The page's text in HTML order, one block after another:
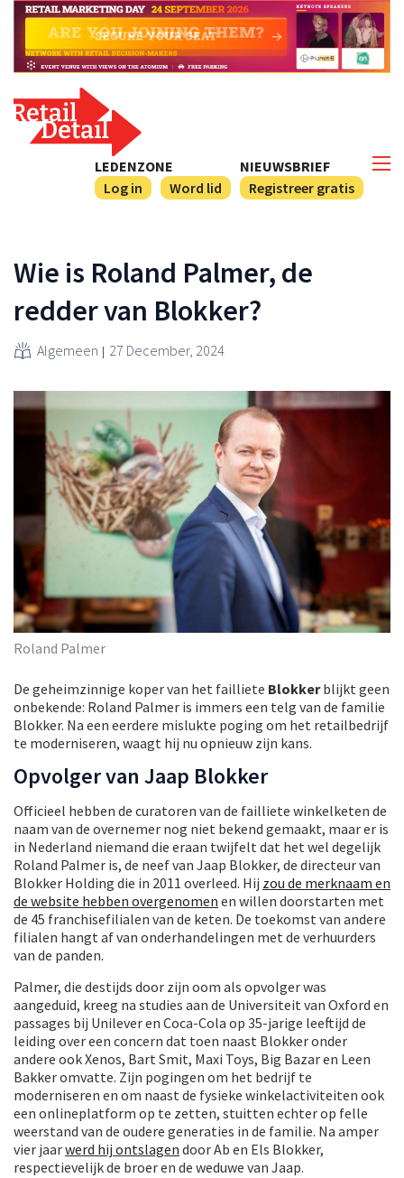
NIEUWSBRIEF
Registreer gratis
LEDENZONE
Log in
Word lid
Wie is Roland Palmer, de
redder van Blokker?
Algemeen 27 December, 2024
Roland Palmer
De geheimzinnige koper van het failliete Blokkerblijkt geen
onbekende: Roland Palmer is immers een telg van de familie
Blokker. Na een eerdere mislukte poging om het retailbedrijf
te moderniseren, waagt hij nu opnieuw zijn kans.
Opvolger van Jaap Blokker
Officieel hebben de curatoren van de failliete winkelketen de
naam van de overnemer nog niet bekend gemaakt, maar er is
in Nederland niemand die eraan twijfelt dat het wel degelijk
Roland Palmer is, de neef van Jaap Blokker, de directeur van
Blokker Holding die in 2011 overleed. Hij zou de merknaam en
de website hebben overgenomen en willen doorstarten met
de 45 franchisefilialen van de keten. De toekomst van andere
filialen hangt af van onderhandelingen met de verhuurders
van de panden.
Palmer, die destijds door zijn oom als opvolger was
aangeduid, kreeg na studies aan de Universiteit van Oxford en
passages bij Unilever en Coca-Cola op 35-jarige leeftijd de
leiding over een concern dat toen naast Blokker onder
andere ook Xenos, Bart Smit, Maxi Toys, Big Bazar en Leen
Bakker omvatte. Zijn pogingen om het bedrijf te
moderniseren en om naast de fysieke winkelactiviteiten ook
een onlineplatform op te zetten, stuitten echter op felle
weerstand van de oudere generaties in de familie. Na amper
vier jaarwerd hij ontslagen door Ab en Els Blokker,
respectievelijk de broer en de weduwe van Jaap.